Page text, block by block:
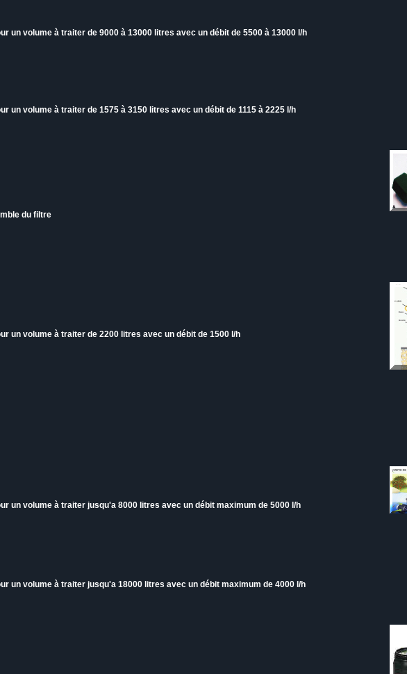
un volume à traiter de 9000 à 13000 litres avec un débit de 5500 à 13000 l/h
un volume à traiter de 1575 à 3150 litres avec un débit de 1115 à 2225 l/h
du filtre
un volume à traiter de 2200 litres avec un débit de 1500 l/h
un volume à traiter jusqu'a 8000 litres avec un débit maximum de 5000 l/h
un volume à traiter jusqu'a 18000 litres avec un débit maximum de 4000 l/h